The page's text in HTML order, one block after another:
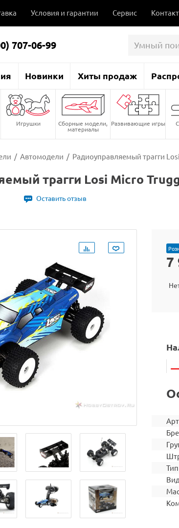
Условия и гарантии Сервис
707-06-99
Новинки Хиты продаж
Игрушки Сборные модели,
материалы
Развивающие игры
/ Автомодели / Радиоуправляемый трагги
трагги Losi Micro
Оставить отзыв
7
Тип
Вид